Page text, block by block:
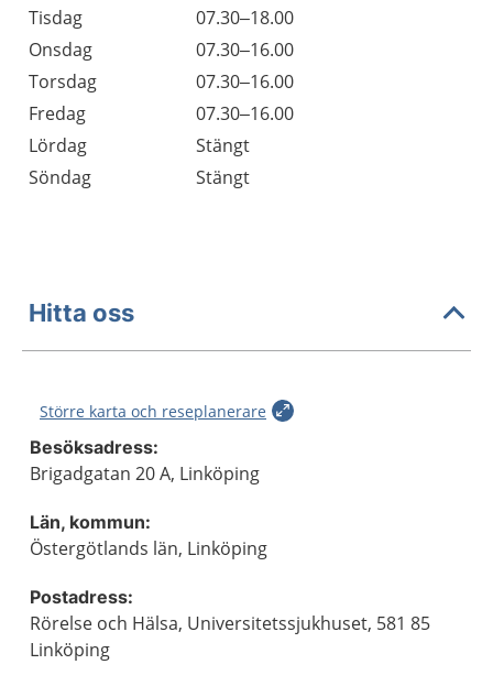
Tisdag
07.30–18.00
Onsdag
07.30–16.00
Torsdag
07.30–16.00
Fredag
07.30–16.00
Lördag
Stängt
Söndag
Stängt
Hitta oss
Större karta och reseplanerare
Besöksadress:
Brigadgatan 20 A, Linköping
Län, kommun:
Östergötlands län, Linköping
Postadress:
Rörelse och Hälsa, Universitetssjukhuset, 581 85
Linköping